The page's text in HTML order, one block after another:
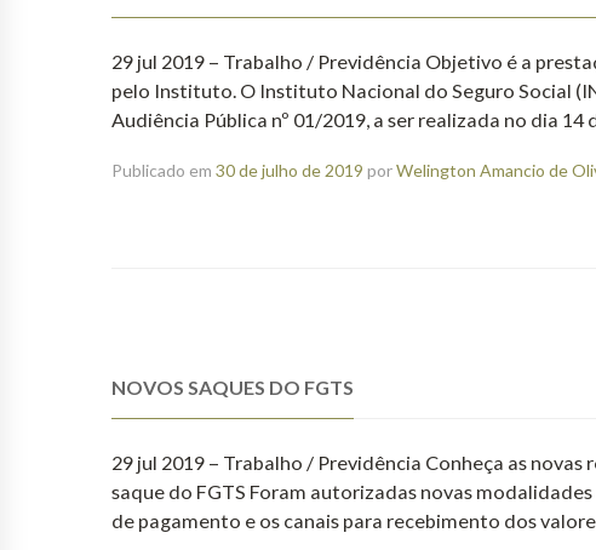
29 jul 2019 – Trabalho / Previdência Objetivo é a
pelo Instituto. O Instituto Nacional do Seguro Social
Audiência Pública nº 01/2019, a ser realizada no dia
Publicado em 30 de julho de 2019 porWelington Amancio de
NOVOS SAQUES DO FGTS
29 jul 2019 – Trabalho / Previdência Conheça as
saque do FGTS Foram autorizadas novas
de pagamento e os canais para recebimento dos